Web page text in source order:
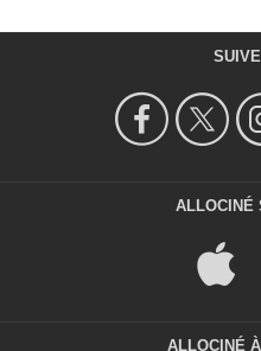
ALLOCINÉ
ALLOCINÉ